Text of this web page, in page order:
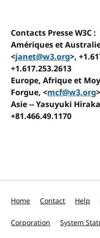
Contacts Presse W3C :
Amériques et
<janet@w3.org>,
+1.617.253.2613
Europe, Afrique et
Forgue, <mcf@w3.org
Asie-- Yasuyuki
+81.466.49.1170
Home Contact Help
Corporation System